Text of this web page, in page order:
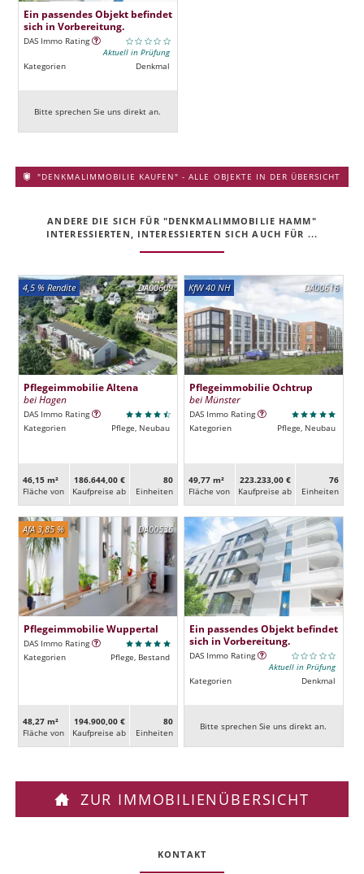
Ein passendes Objekt befindet
sich in Vorbereitung.
DAS Immo Rating
Aktuell in Prüfung
Kategorien
Denkmal
Bitte sprechen Sie uns direkt an.
"DENKMALIMMOBILIE KAUFEN" - ALLE OBJEKTE IN DER ÜBERSICHT
ANDERE DIE SICH FÜR "DENKMALIMMOBILIE HAMM"
INTERESSIERTEN, INTERESSIERTEN SICH AUCH FÜR ...
DA00609
4,5 % Rendite
Pflegeimmobilie Altena
bei Hagen
DAS Immo Rating
Kategorien
Pflege, Neubau
46,15 m²
Fläche von
186.644,00 €
Kaufpreise ab
80
Ein­heiten
DA00616
KfW 40 NH
Pflegeimmobilie Ochtrup
bei Münster
DAS Immo Rating
Kategorien
Pflege, Neubau
49,77 m²
Fläche von
223.233,00 €
Kaufpreise ab
76
Ein­heiten
DA00536
AfA 3,85 %
Pflegeimmobilie Wuppertal
DAS Immo Rating
Kategorien
Pflege, Bestand
48,27 m²
Fläche von
194.900,00 €
Kaufpreise ab
80
Ein­heiten
Ein passendes Objekt befindet
sich in Vorbereitung.
DAS Immo Rating
Aktuell in Prüfung
Kategorien
Denkmal
Bitte sprechen Sie uns direkt an.
ZUR IMMOBILIENÜBERSICHT
KONTAKT